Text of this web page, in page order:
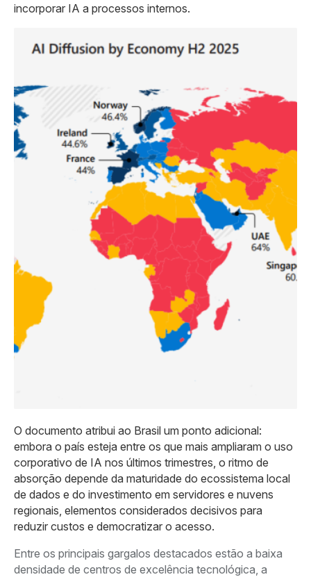
incorporar IA a processos internos.
O documento atribui ao Brasil um ponto adicional:
embora o país esteja entre os que mais ampliaram o uso
corporativo de IA nos últimos trimestres, o ritmo de
absorção depende da maturidade do ecossistema local
de dados e do investimento em servidores e nuvens
regionais, elementos considerados decisivos para
reduzir custos e democratizar o acesso.
Entre os principais gargalos destacados estão a baixa
densidade de centros de excelência tecnológica, a